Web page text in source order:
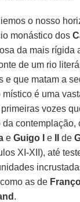
o nosso
monástico dos
da mais rígida
de um rio
e que matam a
é uma
vozes
da contemplação,
eGuigo I e de
XI-XII), até
as de
.